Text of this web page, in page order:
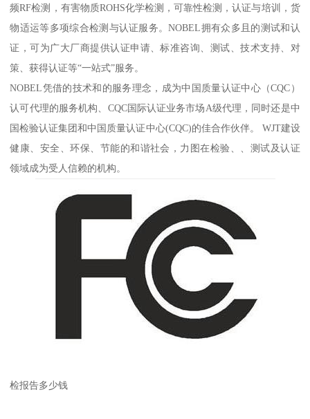
频RF检测，有害物质ROHS化学检测，可靠性检测，认证与培训，货
物适运等多项综合检测与认证服务。NOBEL拥有众多且的测试和认
证，可为广大厂商提供认证申请、标准咨询、测试、技术支持、对
策、获得认证等“一站式”服务。
NOBEL凭借的技术和的服务理念，成为中国质量认证中心（CQC）
认可代理的服务机构、CQC国际认证业务市场A级代理，同时还是中
国检验认证集团和中国质量认证中心(CQC)的佳合作伙伴。 WJT建设
健康、安全、环保、节能的和谐社会，力图在检验、、测试及认证
领域成为受人信赖的机构。
检报告多少钱